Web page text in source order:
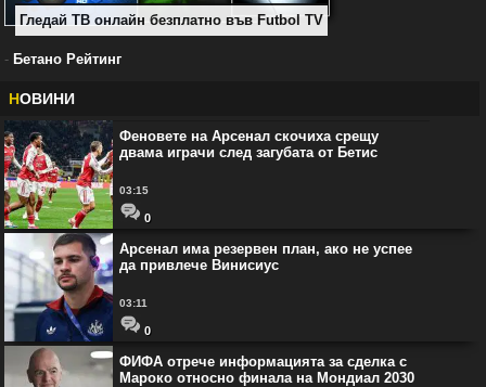
Гледай ТВ онлайн безплатно във Futbol TV
- Бетано Рейтинг
НОВИНИ
Феновете на Арсенал скочиха срещу
двама играчи след загубата от Бетис
03:15
0
Арсенал има резервен план, ако не успее
да привлече Винисиус
03:11
0
ФИФА отрече информацията за сделка с
Мароко относно финала на Мондиал 2030